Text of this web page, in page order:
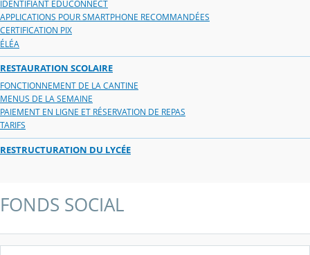
IDENTIFIANT EDUCONNECT
APPLICATIONS POUR SMARTPHONE RECOMMANDÉES
CERTIFICATION PIX
ÉLÉA
RESTAURATION SCOLAIRE
FONCTIONNEMENT DE LA CANTINE
MENUS DE LA SEMAINE
PAIEMENT EN LIGNE ET RÉSERVATION DE REPAS
TARIFS
RESTRUCTURATION DU LYCÉE
FONDS SOCIAL